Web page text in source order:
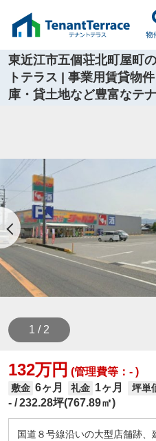
東近江市五個荘北町屋町
トテラス | 事業用賃貸物
庫・貸土地など豊富なテ
1 / 2
132万円 (管理費等：- )
敷金 6ヶ月 礼金 1ヶ月 坪単
-
232.28坪(767.89㎡)
国道８号線沿いの大型店舗跡